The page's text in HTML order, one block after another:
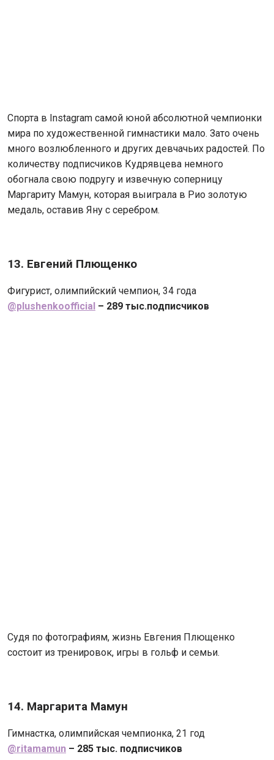
Спорта в Instagram самой юной абсолютной чемпионки
мира по художественной гимнастики мало. Зато очень
много возлюбленного и других девчачьих радостей. По
количеству подписчиков Кудрявцева немного
обогнала свою подругу и извечную соперницу
Маргариту Мамун, которая выиграла в Рио золотую
медаль, оставив Яну с серебром.
13. Евгений Плющенко
Фигурист, олимпийский чемпион, 34 года
@plushenkoofficial – 289 тыс.подписчиков
Судя по фотографиям, жизнь Евгения Плющенко
состоит из тренировок, игры в гольф и семьи.
14. Маргарита Мамун
Гимнастка, олимпийская чемпионка, 21 год
@ritamamun – 285 тыс. подписчиков